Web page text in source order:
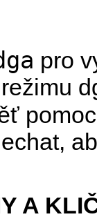
pro
A